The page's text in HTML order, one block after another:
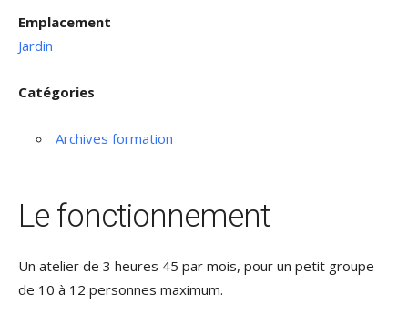
Emplacement
Jardin
Catégories
Archives formation
Le fonctionnement
Un atelier de 3 heures 45 par mois, pour un petit groupe
de 10 à 12 personnes maximum.